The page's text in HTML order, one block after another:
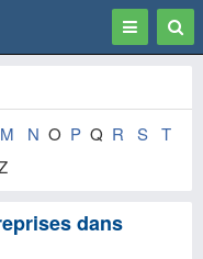
Toggle
M N O P Q R S T
dans